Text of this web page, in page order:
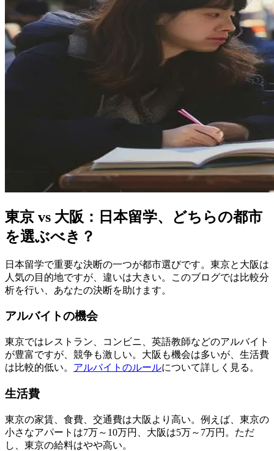
東京 vs 大阪：日本留学、どちらの都市
を選ぶべき？
日本留学で重要な決断の一つが都市選びです。東京と大阪は
人気の目的地ですが、違いは大きい。このブログでは比較分
析を行い、あなたの決断を助けます。
アルバイトの機会
東京ではレストラン、コンビニ、英語教師などのアルバイト
が豊富ですが、競争も激しい。大阪も機会は多いが、生活費
は比較的低い。 アルバイトのルールについて詳しく見る。
生活費
東京の家賃、食費、交通費は大阪より高い。例えば、東京の
小さなアパートは7万～10万円、大阪は5万～7万円。ただ
し、東京の給料はやや高い。